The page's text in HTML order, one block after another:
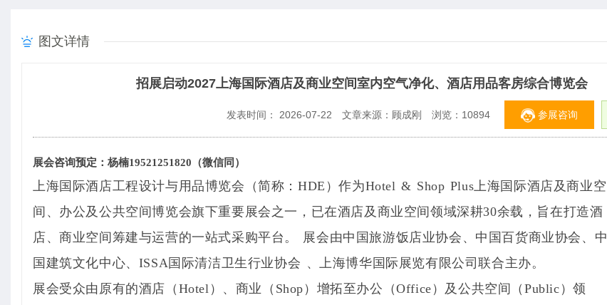
图文详情
招展启动2027上海国际酒店及商业空间室内空气净化、酒店用品客房综合博览会
发表时间： 2026-07-22 文章来源：顾成刚 浏览： 10894 参展咨询
展会咨询预定：杨楠19521251820（微信同）
上海国际酒店工程设计与用品博览会（简称：HDE）作为Hotel & Shop Plus上海国际酒店及商业空
间、办公及公共空间博览会旗下重要展会之一，已在酒店及商业空间领域深耕30余载，旨在打造酒
店、商业空间筹建与运营的一站式采购平台。
展会由中国旅游饭店业协会、中国百货商业协会、中
国建筑文化中心、ISSA国际清洁卫生行业协会 、上海博华国际展览有限公司联合主办。
展会受众由原有的酒店（Hotel）、商业（Shop）增拓至办公（Office）及公共空间（Public）领